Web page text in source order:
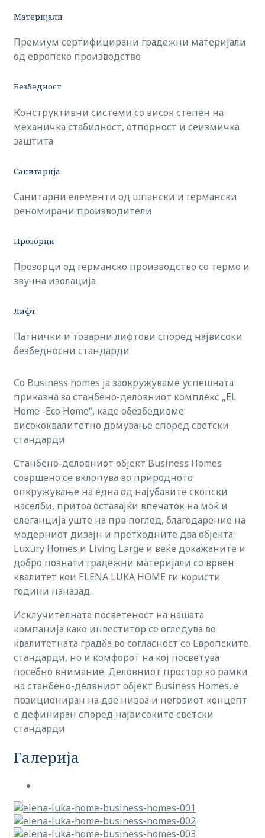
Материјали
Премиум сертифицирани градежни материјали
од европско производство
Безбедност
Конструктивни системи со висок степен на
механичка стабилност, отпорност и сеизмичка
заштита
Санитарија
Санитарни елементи од шпански и германски
реномирани производители
Прозорци
Прозорци од германско производство со термо и
звучна изолација
Лифт
Патнички и товарни лифтови според највисоки
безбедносни стандарди
Со Business homes ја заокружуваме успешната
приказна за станбено-деловниот комплекс „EL
Home -Eco Home“, каде обезбедивме
висококвалитетно домување според светски
стандарди.
Станбено-деловниот објект Business Homes
совршено се вклопува во природното
опкружување на една од најубавите скопски
населби, притоа оставајќи впечаток на моќ и
елеганција уште на прв поглед, благодарение на
модерниот дизајн и претходните два објекта:
Luxury Homes и Living Large и веќе докажаните и
добро познати градежни материјали со врвен
квалитет кои ELENA LUKA HOME ги користи
години наназад.
Исклучителната посветеност на нашата
компанија како инвеститор се огледува во
квалитетната градба во согласност со Европските
стандарди, но и комфорот на кој посветува
посебно внимание. Деловниот простор во рамки
на станбено-делвниот објект Business Homes, е
позициониран на две нивоа и неговиот концепт
е дефиниран според највисоките светски
стандарди.
Галерија